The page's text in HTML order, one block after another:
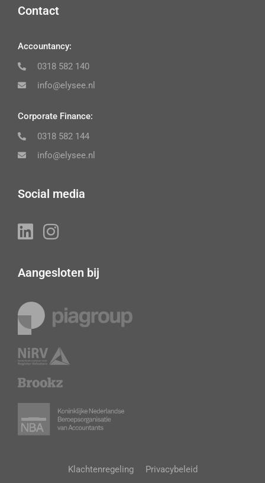
Contact
Accountancy:
0318 582 140
info@elysee.nl
Corporate Finance:
0318 582 144
info@elysee.nl
Social media
Aangesloten bij
Klachtenregeling Privacybeleid